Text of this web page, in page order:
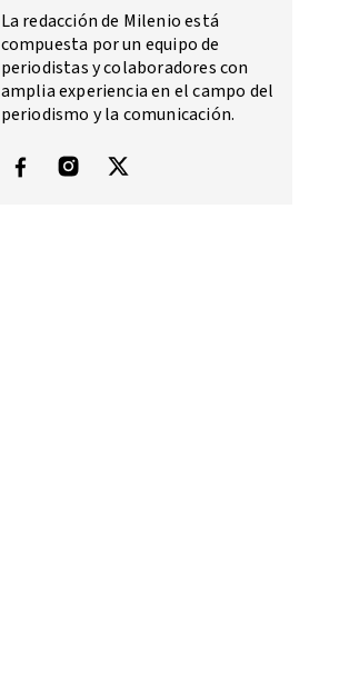
La redacción de Milenio está
compuesta por un equipo de
periodistas y colaboradores con
amplia experiencia en el campo del
periodismo y la comunicación.